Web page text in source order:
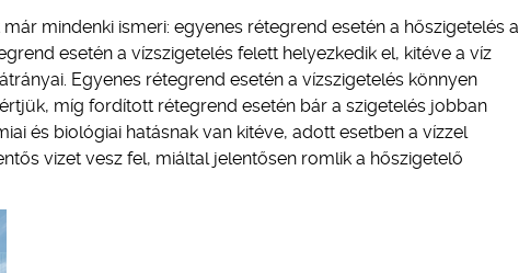
mindenki ismeri: egyenes rétegrend esetén a hőszigetelés a
esetén a vízszigetelés felett helyezkedik el, kitéve a víz
Egyenes rétegrend esetén a vízszigetelés könnyen
míg fordított rétegrend esetén bár a szigetelés jobban
és biológiai hatásnak van kitéve, adott esetben a vízzel
vizet vesz fel, miáltal jelentősen romlik a hőszigetelő